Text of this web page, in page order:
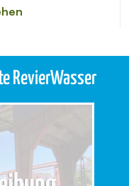
RevierWasser